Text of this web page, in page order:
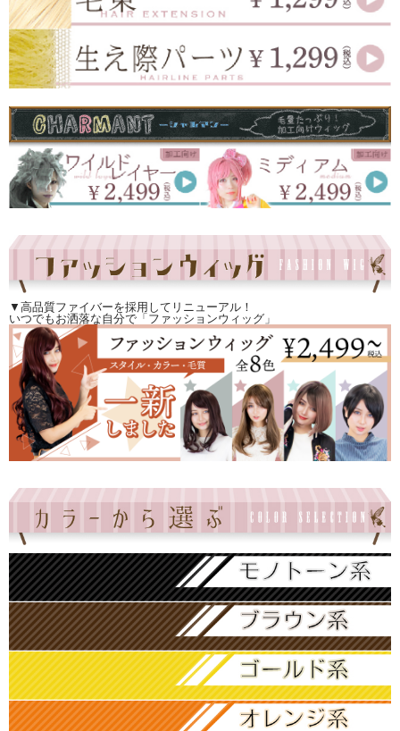
▼高品質ファイバーを採用してリニューアル！
いつでもお洒落な自分で「ファッションウィッグ」